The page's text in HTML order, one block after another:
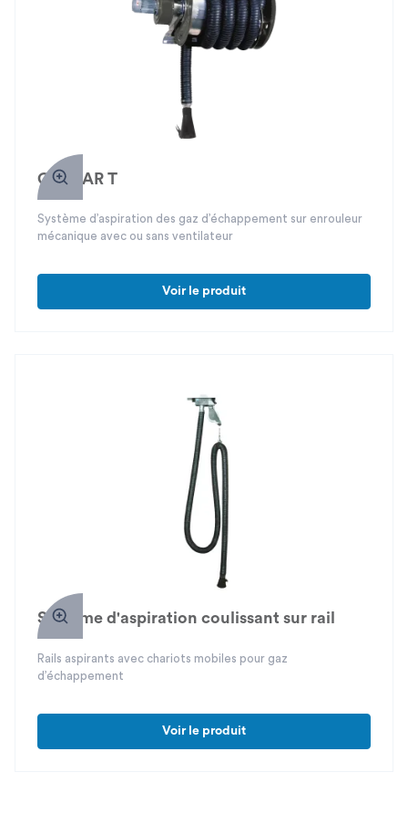
GAZPAR T
Système d’aspiration des gaz d’échappement sur enrouleur
mécanique avec ou sans ventilateur
Voir le produit
Système d'aspiration coulissant sur rail
Rails aspirants avec chariots mobiles pour gaz
d’échappement
Voir le produit